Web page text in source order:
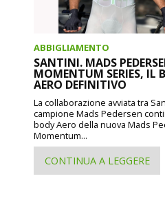
ABBIGLIAMENTO
SANTINI. MADS
MOMENTUM SERIES, IL
AERO DEFINITIVO
La collaborazione avviata tra
campione Mads Pedersen
body Aero della nuova Mads
Momentum...
CONTINUA A LEGGERE